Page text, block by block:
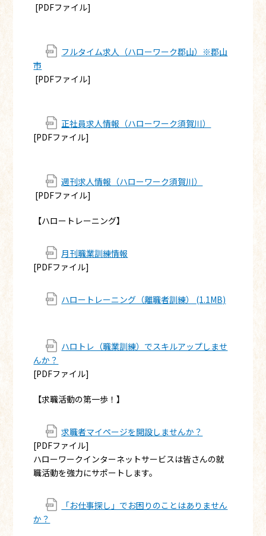
[PDFファイル]
フルタイム求人（ハローワーク郡山）※郡山
市
[PDFファイル]
正社員求人情報（ハローワーク須賀川）
[PDFファイル]
週刊求人情報（ハローワーク須賀川）
[PDFファイル]
【ハロートレーニング】
月刊職業訓練情報
[PDFファイル]
ハロートレーニング（離職者訓練） (1.1MB)
ハロトレ（職業訓練）でスキルアップしませ
んか？
[PDFファイル]
【求職活動の第一歩！】
求職者マイページを開設しませんか？
[PDFファイル]
ハローワークインターネットサービスは皆さんの就
職活動を強力にサポートします。
「お仕事探し」でお困りのことはありません
か？